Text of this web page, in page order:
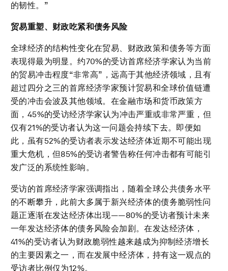
的韧性。”
贸易重塑、财政吃紧和债务风险
全球经济的结构性变化在贸易、财政政策和债务等方面
表现得最为明显。约70%的受访首席经济学家认为当前
的贸易冲击程度“非常高”，远高于其他经济领域，且有
超过四分之三的首席经济学家预计贸易和全球价值链遭
受的冲击会波及其他领域。在金融市场和货币政策方
面，45%的受访经济学家认为冲击严重或非常严重，但
仅有21%的受访者认为这一问题会持续下去。即便如
此，虽有52%的受访者表示发达经济体近期不可能出现
重大危机，但85%的受访者警告称任何冲击都有可能引
发广泛的系统性影响。
受访的首席经济学家强调指出，随着全球公共债务水平
的不断攀升，此前大多属于新兴经济体的债务脆弱性问
题正逐渐在发达经济体出现——80%的受访者预计未来
一年发达经济体的债务风险会加剧。在发达经济体，
41%的受访者认为财政脆弱性越来越成为抑制经济增长
的主要因素之一，而在发展中经济体，持有这一观点的
受访者比例仅为12%。